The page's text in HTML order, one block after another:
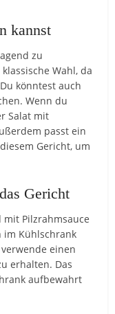
kannst
zu
Wahl, da
könntest auch
Wenn du
Salat mit
passt ein
Gericht, um
Gericht
Pilzrahmsauce
im Kühlschrank
einen
erhalten. Das
aufbewahrt